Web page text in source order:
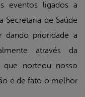
eventos ligados a
Secretaria de Saúde
dando prioridade a
através da
norteou nosso
é de fato o melhor